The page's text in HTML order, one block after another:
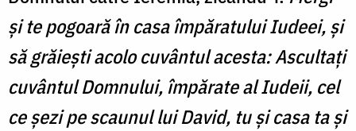
și te pogoară în casa împăratului Iudeei, și
să grăiești acolo cuvântul acesta: Ascultați
cuvântul Domnului, împărate al Iudeii, cel
ce șezi pe scaunul lui David, tu și casa ta și